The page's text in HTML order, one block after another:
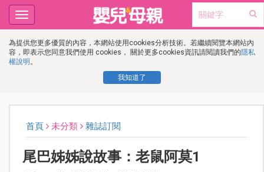
為提供您更多優質的內容，本網站使用cookies分析技術。若繼續閱覽本網站內
容，即表示您同意我們使用 cookies， 關於更多cookies資訊請閱讀我們的隱私
權說明 。
我知道了
Toggle
navigation
首頁 未分類 雜誌訂閱
尾巴姊姊說故事：老鼠阿莫1